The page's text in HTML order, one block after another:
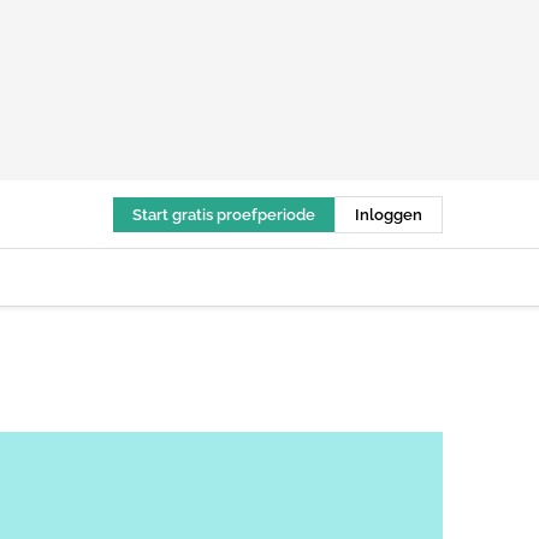
Start gratis proefperiode Inloggen